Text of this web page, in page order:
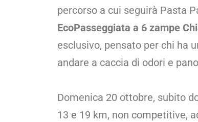
percorso a cui seguirà Pasta
EcoPasseggiata a 6 zampe
esclusivo, pensato per chi ha
andare a caccia di odori e
Domenica 20 ottobre, subito
13 e 19 km, non competitive,